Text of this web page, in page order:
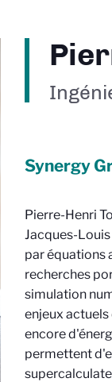
Synergy
Pierre-Henri
Jacques-
par équations
recherches
simulation
enjeux
encore
permettent